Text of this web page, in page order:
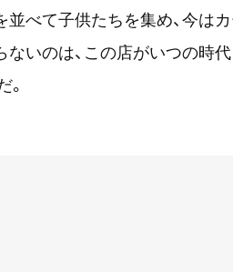
並べて子供たちを集め、今は
ないのは、この店がいつの時